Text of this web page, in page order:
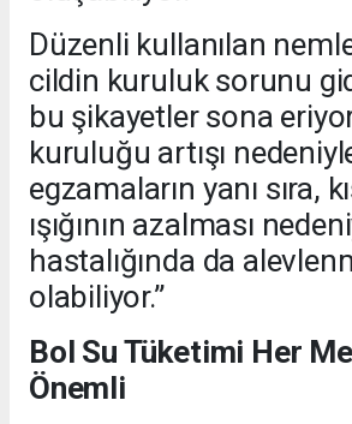
Düzenli kullanılan
cildin kuruluk sorunu
bu şikayetler sona
kuruluğu artışı
egzamaların yanı sıra,
ışığının azalması
hastalığında da
olabiliyor.”
Bol Su Tüketimi Her
Önemli